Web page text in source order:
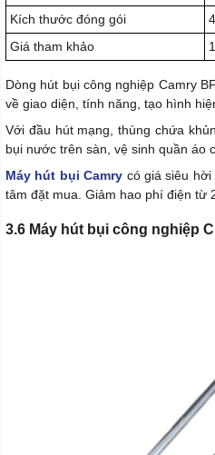
Kích thước đóng gói
Giá tham khảo
Dòng hút bụi công nghiệp Camry
về giao diện, tính năng, tạo hình
Với đầu hút mạng, thùng chứa
bụi nước trên sàn, vệ sinh quần áo
Máy hút bụi Camry có giá siêu
tâm đặt mua. Giảm hao phí điện từ
3.6 Máy hút bụi công nghiệp